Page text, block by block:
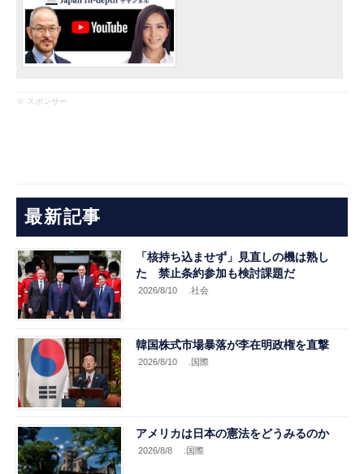
※ スポンサー
最新記事
「核持ち込ませず」見直しの機は熟し
た 禁止条約参加も検討課題だ
2026/8/10 .社会
韓国株式市場暴落が李在明政権を直撃
2026/8/10 .国際
アメリカは日本の憲法をどうみるのか
2026/8/8 .国際